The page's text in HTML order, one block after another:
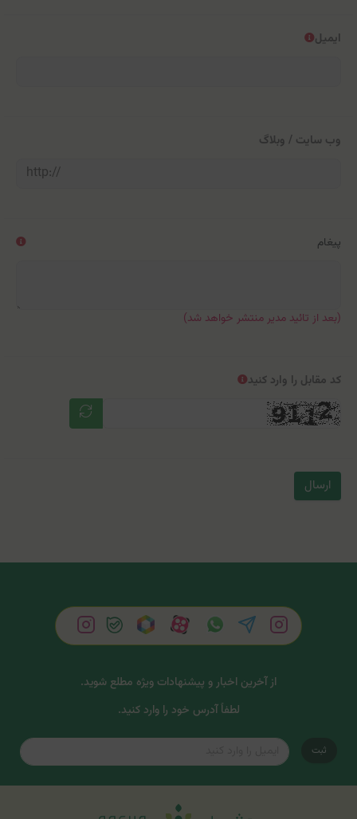
ایمیل
وب سایت / وبلاگ
پیغام
(بعد از تائید مدیر منتشر خواهد شد)
کد مقابل را وارد کنید
ارسال
از آخرین اخبار و پیشنهادات ویژه مطلع شوید.
لطفاً آدرس خود را وارد کنید.
ثبت